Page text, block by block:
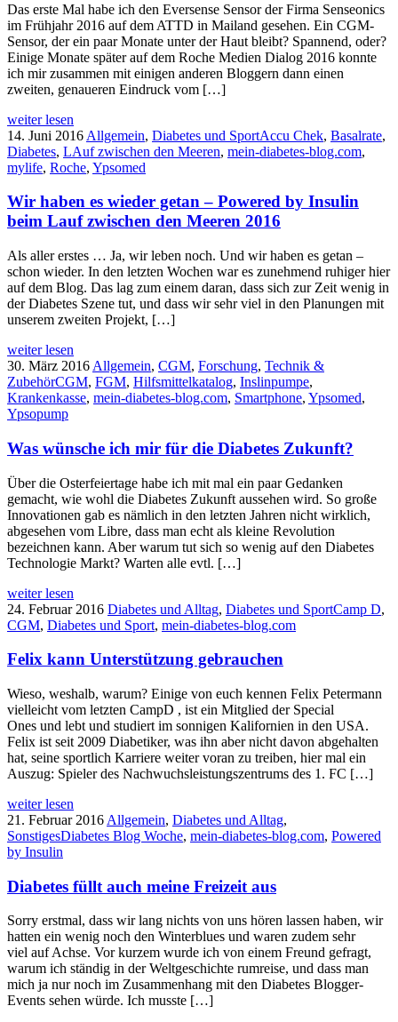
Das erste Mal habe ich den Eversense Sensor der Firma Senseonics
im Frühjahr 2016 auf dem ATTD in Mailand gesehen. Ein CGM-
Sensor, der ein paar Monate unter der Haut bleibt? Spannend, oder?
Einige Monate später auf dem Roche Medien Dialog 2016 konnte
ich mir zusammen mit einigen anderen Bloggern dann einen
zweiten, genaueren Eindruck vom […]
weiter lesen
14. Juni 2016 Allgemein, Diabetes und SportAccu Chek, Basalrate,
Diabetes, LAuf zwischen den Meeren, mein-diabetes-blog.com,
mylife, Roche, Ypsomed
Wir haben es wieder getan – Powered by Insulin
beim Lauf zwischen den Meeren 2016
Als aller erstes … Ja, wir leben noch. Und wir haben es getan –
schon wieder. In den letzten Wochen war es zunehmend ruhiger hier
auf dem Blog. Das lag zum einem daran, dass sich zur Zeit wenig in
der Diabetes Szene tut, und dass wir sehr viel in den Planungen mit
unserem zweiten Projekt, […]
weiter lesen
30. März 2016 Allgemein, CGM, Forschung, Technik &
ZubehörCGM, FGM, Hilfsmittelkatalog, Inslinpumpe,
Krankenkasse, mein-diabetes-blog.com, Smartphone, Ypsomed,
Ypsopump
Was wünsche ich mir für die Diabetes Zukunft?
Über die Osterfeiertage habe ich mit mal ein paar Gedanken
gemacht, wie wohl die Diabetes Zukunft aussehen wird. So große
Innovationen gab es nämlich in den letzten Jahren nicht wirklich,
abgesehen vom Libre, dass man echt als kleine Revolution
bezeichnen kann. Aber warum tut sich so wenig auf den Diabetes
Technologie Markt? Warten alle evtl. […]
weiter lesen
24. Februar 2016 Diabetes und Alltag, Diabetes und SportCamp D,
CGM, Diabetes und Sport, mein-diabetes-blog.com
Felix kann Unterstützung gebrauchen
Wieso, weshalb, warum? Einige von euch kennen Felix Petermann
vielleicht vom letzten CampD , ist ein Mitglied der Special
Ones und lebt und studiert im sonnigen Kalifornien in den USA.
Felix ist seit 2009 Diabetiker, was ihn aber nicht davon abgehalten
hat, seine sportlich Karriere weiter voran zu treiben, hier mal ein
Auszug: Spieler des Nachwuchsleistungszentrums des 1. FC […]
weiter lesen
21. Februar 2016 Allgemein, Diabetes und Alltag,
SonstigesDiabetes Blog Woche, mein-diabetes-blog.com, Powered
by Insulin
Diabetes füllt auch meine Freizeit aus
Sorry erstmal, dass wir lang nichts von uns hören lassen haben, wir
hatten ein wenig noch den Winterblues und waren zudem sehr
viel auf Achse. Vor kurzem wurde ich von einem Freund gefragt,
warum ich ständig in der Weltgeschichte rumreise, und dass man
mich ja nur noch im Zusammenhang mit den Diabetes Blogger-
Events sehen würde. Ich musste […]